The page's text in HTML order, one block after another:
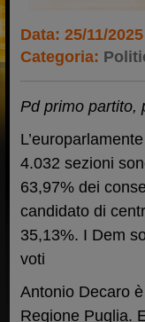
Data: 25/11/
Categoria:
Pd primo partito,
4.032 sezioni
63,97% dei
candidato di
35,13%. I Dem
voti
Antonio Decaro
Regione Puglia.